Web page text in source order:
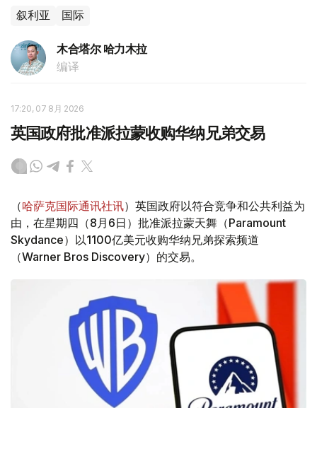
叙利亚 国际
木合塔尔 哈力木拉
编译
17:20, 07 8月 2026
英国政府批准派拉蒙收购华纳兄弟交易
（哈萨克国际通讯社讯）英国政府以符合竞争和公共利益为
由，在星期四（8月6日）批准派拉蒙天舞（Paramount
Skydance）以1100亿美元收购华纳兄弟探索频道
（Warner Bros Discovery）的交易。